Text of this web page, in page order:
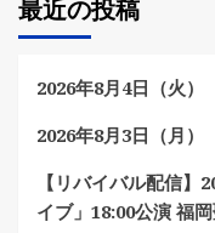
最近の投稿
2026年8月4日（火）
2026年8月3日（月）
【リバイバル配信】
イブ」18:00公演 福